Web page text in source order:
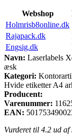
Webshop
Holmrisb8online.dk
Rajapack.dk
Engsig.dk
Navn: Laserlabels
æsk
Kategori:
Hvide etiketter A4
Producent:
Varenummer:
EAN:
Vurderet til 4.2 ud af